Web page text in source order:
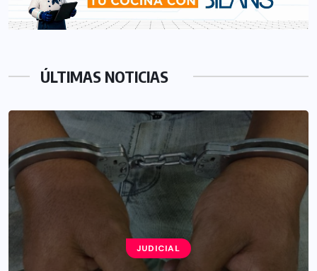
ÚLTIMAS NOTICIAS
JUDICIAL